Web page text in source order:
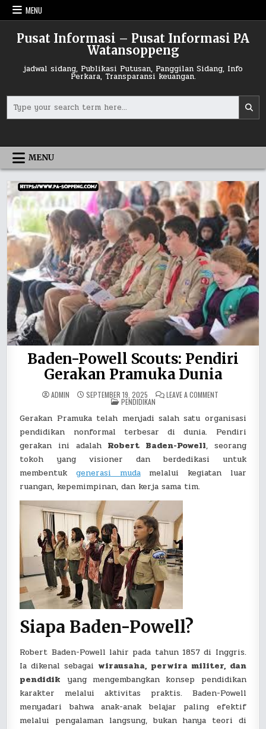
Skip
to
MENU
Pusat Informasi – Pusat Informasi PA
Watansoppeng
jadwal sidang, Publikasi Putusan, Panggilan Sidang, Info
Perkara, Transparansi keuangan.
for:
MENU
Baden-Powell Scouts: Pendiri
Gerakan Pramuka Dunia
ADMIN SEPTEMBER 19, 2025 LEAVE A COMMENTON
SCOUTS:
PENDIRI
GERAKAN
PRAMUKA
DUNIA
POSTED
IN
PENDIDIKAN
Gerakan Pramuka telah menjadi salah satu organisasi
pendidikan nonformal terbesar di dunia. Pendiri
gerakan ini adalah Robert Baden-Powell, seorang
tokoh yang visioner dan berdedikasi untuk
membentuk generasi mudamelalui kegiatan luar
ruangan, kepemimpinan, dan kerja sama tim.
Siapa Baden-Powell?
Robert Baden-Powell lahir pada tahun 1857 di Inggris.
Ia dikenal sebagai wirausaha, perwira militer, dan
pendidik yang mengembangkan konsep pendidikan
karakter melalui aktivitas praktis. Baden-Powell
menyadari bahwa anak-anak belajar paling efektif
melalui pengalaman langsung, bukan hanya teori di